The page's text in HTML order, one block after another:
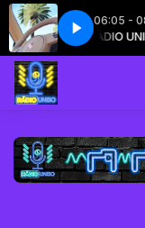
06:05 -
com RÁDIO
(feat. Pashanim)